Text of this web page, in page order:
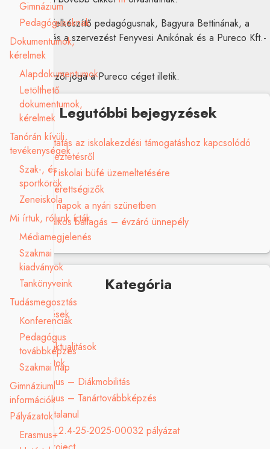
Gimnázium
Pedagógusoknak
Dokumentumok,
kérelmek
Alapdokumentumok
Letölthető
dokumentumok,
kérelmek
Tanórán kívüli
tevékenységek
Szak-, és
sportkörök
Zeneiskola
Mi írtuk, rólunk írták
Médiamegjelenés
Szakmai
kiadványok
Tankönyveink
Tudásmegosztás
Konferenciák
Pedagógus
továbbképzés
Szakmai nap
Gimnáziumi
információk
Pályázatok
Erasmus+
Köszönjük a felkészítő pedagógusnak, Bagyura Bettinának, a
lehetőséget és a szervezést Fenyvesi Anikónak és a Pureco Kft.-
nek.
A képek szerzői joga a Pureco céget illetik.
Legutóbbi bejegyzések
Tájékoztatás az iskolakezdési támogatáshoz kapcsolódó
adategyeztetésről
Pályázat iskolai büfé üzemeltetésére
Sikeres érettségizők
Ügyeleti napok a nyári szünetben
Nyolcadikos ballagás – évzáró ünnepély
Kategória
Elismerések
Galéria
Hírek, aktualitások
Pályázatok
Erasmus – Diákmobilitás
Erasmus – Tanártovábbképzés
Határtalanul
RRF-1.2.4-25-2025-00032 pályázat